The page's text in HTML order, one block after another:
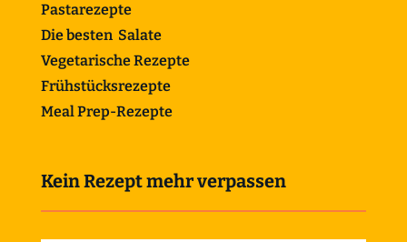
Pastarezepte
Die besten Salate
Vegetarische Rezepte
Frühstücksrezepte
Meal Prep-Rezepte
Kein Rezept mehr verpassen